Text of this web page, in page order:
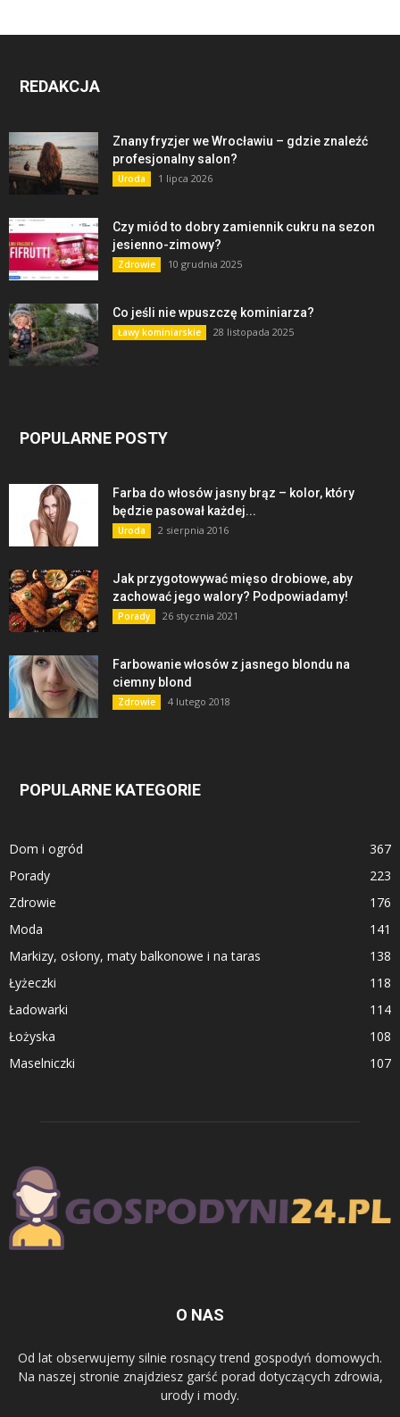
REDAKCJA
Znany fryzjer we Wrocławiu – gdzie znaleźć
profesjonalny salon?
Uroda 1 lipca 2026
Czy miód to dobry zamiennik cukru na sezon
jesienno-zimowy?
Zdrowie 10 grudnia 2025
Co jeśli nie wpuszczę kominiarza?
Ławy kominiarskie 28 listopada 2025
POPULARNE POSTY
Farba do włosów jasny brąz – kolor, który
będzie pasował każdej...
Uroda 2 sierpnia 2016
Jak przygotowywać mięso drobiowe, aby
zachować jego walory? Podpowiadamy!
Porady 26 stycznia 2021
Farbowanie włosów z jasnego blondu na
ciemny blond
Zdrowie 4 lutego 2018
POPULARNE KATEGORIE
Dom i ogród
367
Porady
223
Zdrowie
176
Moda
141
Markizy, osłony, maty balkonowe i na taras
138
Łyżeczki
118
Ładowarki
114
Łożyska
108
Maselniczki
107
O NAS
Od lat obserwujemy silnie rosnący trend gospodyń domowych.
Na naszej stronie znajdziesz garść porad dotyczących zdrowia,
urody i mody.